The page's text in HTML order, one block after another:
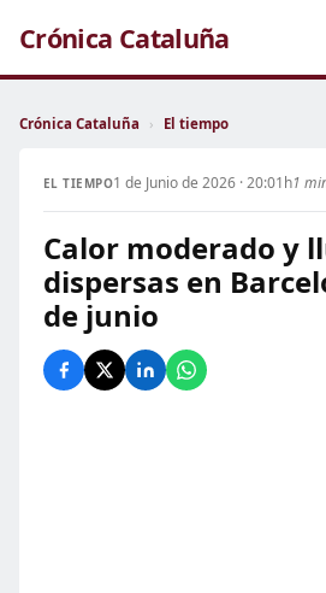
Crónica Cataluña
Crónica Cataluña › El tiempo
EL TIEMPO1 de Junio de 2026 · 20:01h1
Calor moderado y
dispersas en
de junio